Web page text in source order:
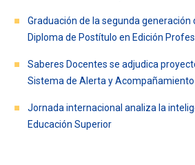
Graduación de la segunda generación
Diploma de Postítulo en Edición
Saberes Docentes se adjudica
Sistema de Alerta y
Jornada internacional analiza la
Educación Superior